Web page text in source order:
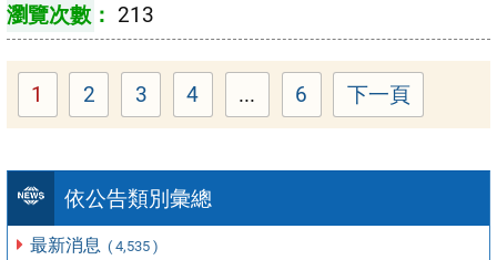
依公告類別彙總
最新消息 ( 4,535 )
213
Page
1 Page
2 Page
3 Page
4 ... Page
6 下一頁